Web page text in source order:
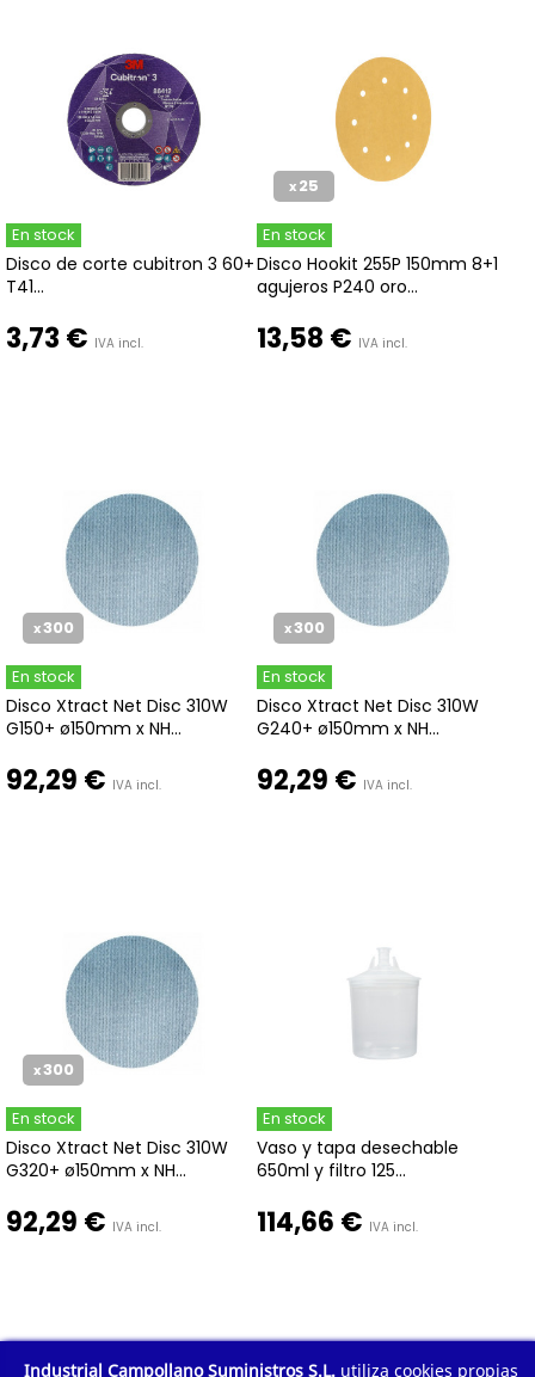
En stock
Disco de corte cubitron 3 60+
T41...
3,73 € IVA incl.
x25
En stock
Disco Hookit 255P 150mm 8+1
agujeros P240 oro...
13,58 € IVA incl.
x300
En stock
Disco Xtract Net Disc 310W
G150+ ø150mm x NH...
92,29 € IVA incl.
x300
En stock
Disco Xtract Net Disc 310W
G240+ ø150mm x NH...
92,29 € IVA incl.
x300
En stock
Disco Xtract Net Disc 310W
G320+ ø150mm x NH...
92,29 € IVA incl.
En stock
Vaso y tapa desechable
650ml y filtro 125...
114,66 € IVA incl.
Mostrar todo 1 2 3 ... 15
Industrial Campollano Suministros S.L. utiliza cookies propias